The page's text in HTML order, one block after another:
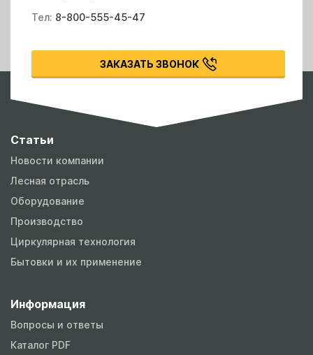
Тел: 8-800-555-45-47
ЗАКАЗАТЬ ЗВОНОК
Статьи
Новости компании
Лесная отрасль
Оборудование
Производство
Циркулярная технология
Бытовки и их применение
Информация
Вопросы и ответы
Каталог PDF